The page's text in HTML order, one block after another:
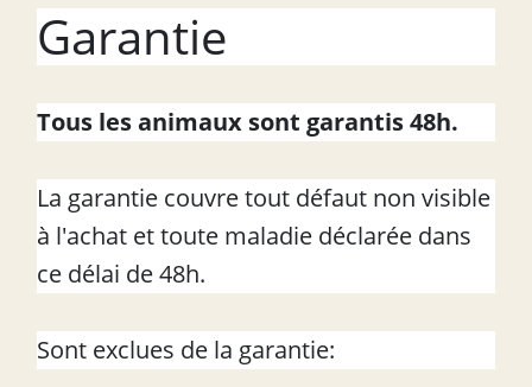
Garantie
Tous les animaux sont garantis 48h.
La garantie couvre tout défaut non visible
à l'achat et toute maladie déclarée dans
ce délai de 48h.
Sont exclues de la garantie: